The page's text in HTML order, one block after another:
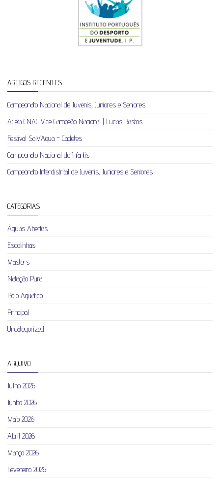
ARTIGOS RECENTES
Campeonato Nacional de Juvenis, Juniores e Seniores
Atleta CNAC Vice Campeão Nacional | Lucas Bastos
Festival Salv’Aqua – Cadetes
Campeonato Nacional de Infantis
Campeonato Interdistrital de Juvenis, Juniores e Seniores
CATEGORIAS
Águas Abertas
Escolinhas
Masters
Natação Pura
Pólo Aquático
Principal
Uncategorized
ARQUIVO
Julho 2026
Junho 2026
Maio 2026
Abril 2026
Março 2026
Fevereiro 2026